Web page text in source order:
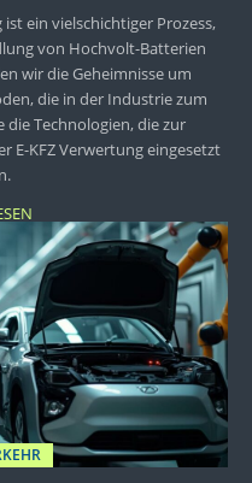
ein vielschichtiger Prozess,
von Hochvolt-Batterien
wir die Geheimnisse um
die in der Industrie zum
die Technologien, die zur
E-KFZ Verwertung eingesetzt